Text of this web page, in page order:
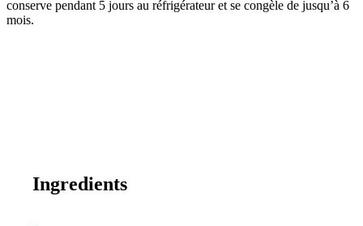
conserve pendant 5 jours au réfrigérateur et se congèle de jusqu’à 6
mois.
Ingredients